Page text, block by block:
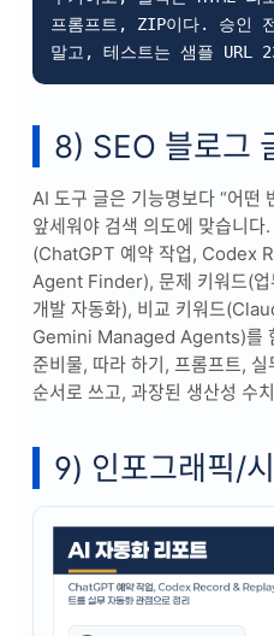
프롬프트, ZIP이다. 승인
말고, 테스트는 샘플 URL
8) SEO 블로그
AI 도구 글은 기능명보다 “어떤
앞세워야 검색 의도에 맞습니다
(ChatGPT 예약 작업, Codex
Agent Finder), 문제 키워드(업
개발 자동화), 비교 키워드
Gemini Managed Agents)를
준비물, 따라 하기, 프롬프트,
순서로 쓰고, 과장된 생산성 수
9) 인포그래픽/